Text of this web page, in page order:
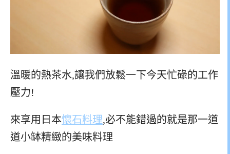
溫暖的熱茶水,讓我們放鬆一下今天忙碌的工作
壓力!
來享用日本懷石料理,必不能錯過的就是那一道
道小缽精緻的美味料理